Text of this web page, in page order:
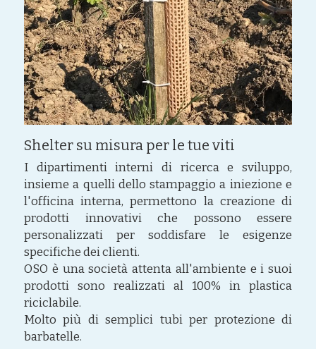
Shelter su misura per le tue viti
I dipartimenti interni di ricerca e sviluppo,
insieme a quelli dello stampaggio a iniezione e
l'officina interna, permettono la creazione di
prodotti innovativi che possono essere
personalizzati per soddisfare le esigenze
specifiche dei clienti.
OSO è una società attenta all'ambiente e i suoi
prodotti sono realizzati al 100% in plastica
riciclabile.
Molto più di semplici tubi per protezione di
barbatelle.